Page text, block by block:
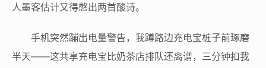
人墨客估计又得憋出两首酸诗。
手机突然蹦出电量警告，我蹲路边充电宝桩子前琢磨
半天——这共享充电宝比奶茶店排队还离谱，三分钟扣我